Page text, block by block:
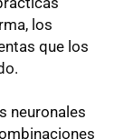
los
que los
neuronales